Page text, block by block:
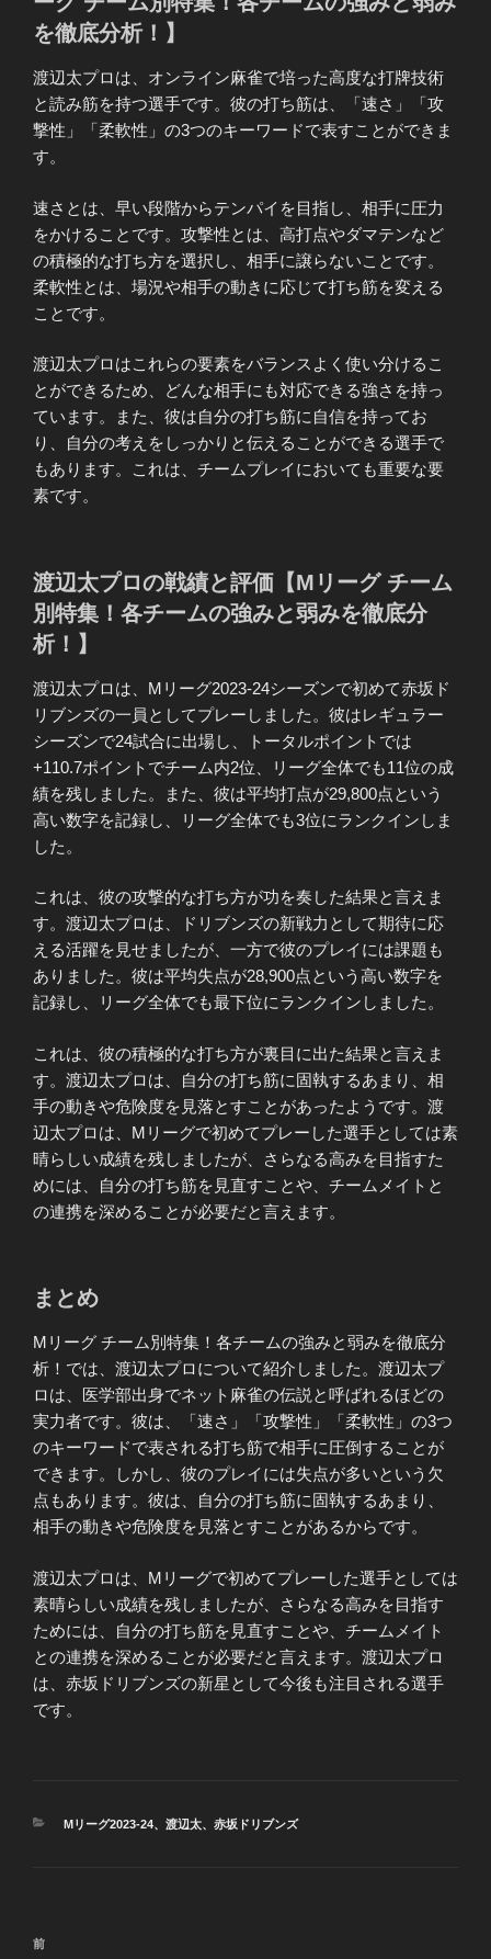
を徹底分析！】
渡辺太プロは、オンライン麻雀で培った高度な打牌技術
と読み筋を持つ選手です。彼の打ち筋は、「速さ」「攻
撃性」「柔軟性」の3つのキーワードで表すことができま
す。
速さとは、早い段階からテンパイを目指し、相手に圧力
をかけることです。攻撃性とは、高打点やダマテンなど
の積極的な打ち方を選択し、相手に譲らないことです。
柔軟性とは、場況や相手の動きに応じて打ち筋を変える
ことです。
渡辺太プロはこれらの要素をバランスよく使い分けるこ
とができるため、どんな相手にも対応できる強さを持っ
ています。また、彼は自分の打ち筋に自信を持ってお
り、自分の考えをしっかりと伝えることができる選手で
もあります。これは、チームプレイにおいても重要な要
素です。
渡辺太プロの戦績と評価【Mリーグ チーム
別特集！各チームの強みと弱みを徹底分
析！】
渡辺太プロは、Mリーグ2023-24シーズンで初めて赤坂ド
リブンズの一員としてプレーしました。彼はレギュラー
シーズンで24試合に出場し、トータルポイントでは
+110.7ポイントでチーム内2位、リーグ全体でも11位の成
績を残しました。また、彼は平均打点が29,800点という
高い数字を記録し、リーグ全体でも3位にランクインしま
した。
これは、彼の攻撃的な打ち方が功を奏した結果と言えま
す。渡辺太プロは、ドリブンズの新戦力として期待に応
える活躍を見せましたが、一方で彼のプレイには課題も
ありました。彼は平均失点が28,900点という高い数字を
記録し、リーグ全体でも最下位にランクインしました。
これは、彼の積極的な打ち方が裏目に出た結果と言えま
す。渡辺太プロは、自分の打ち筋に固執するあまり、相
手の動きや危険度を見落とすことがあったようです。渡
辺太プロは、Mリーグで初めてプレーした選手としては素
晴らしい成績を残しましたが、さらなる高みを目指すた
めには、自分の打ち筋を見直すことや、チームメイトと
の連携を深めることが必要だと言えます。
まとめ
Mリーグ チーム別特集！各チームの強みと弱みを徹底分
析！では、渡辺太プロについて紹介しました。渡辺太プ
ロは、医学部出身でネット麻雀の伝説と呼ばれるほどの
実力者です。彼は、「速さ」「攻撃性」「柔軟性」の3つ
のキーワードで表される打ち筋で相手に圧倒することが
できます。しかし、彼のプレイには失点が多いという欠
点もあります。彼は、自分の打ち筋に固執するあまり、
相手の動きや危険度を見落とすことがあるからです。
渡辺太プロは、Mリーグで初めてプレーした選手としては
素晴らしい成績を残しましたが、さらなる高みを目指す
ためには、自分の打ち筋を見直すことや、チームメイト
との連携を深めることが必要だと言えます。渡辺太プロ
は、赤坂ドリブンズの新星として今後も注目される選手
です。
カ
Mリーグ2023-24、 渡辺太、 赤坂ドリブンズ
投
前
前